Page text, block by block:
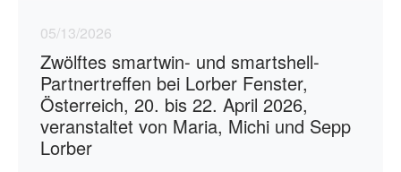
05/13/2026
Zwölftes smartwin- und smartshell-
Partnertreffen bei Lorber Fenster,
Österreich, 20. bis 22. April 2026,
veranstaltet von Maria, Michi und Sepp
Lorber